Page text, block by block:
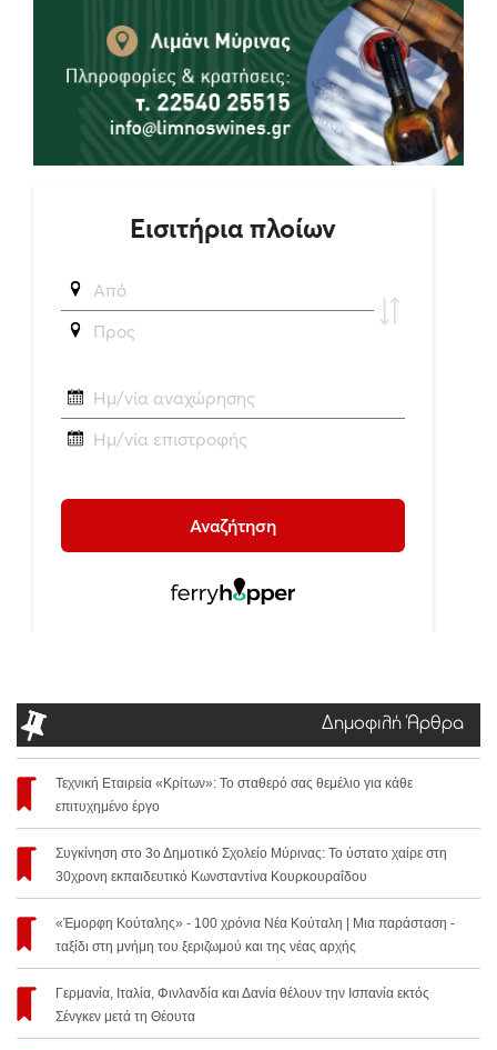
Δημοφιλή Άρθρα
Τεχνική Εταιρεία «Κρίτων»: Το σταθερό σας θεμέλιο για κάθε
επιτυχημένο έργο
Συγκίνηση στο 3ο Δημοτικό Σχολείο Μύρινας: Το ύστατο χαίρε στη
30χρονη εκπαιδευτικό Κωνσταντίνα Κουρκουραΐδου
«Έμορφη Κούταλης» - 100 χρόνια Νέα Κούταλη | Μια παράσταση -
ταξίδι στη μνήμη του ξεριζωμού και της νέας αρχής
Γερμανία, Ιταλία, Φινλανδία και Δανία θέλουν την Ισπανία εκτός
Σένγκεν μετά τη Θέουτα